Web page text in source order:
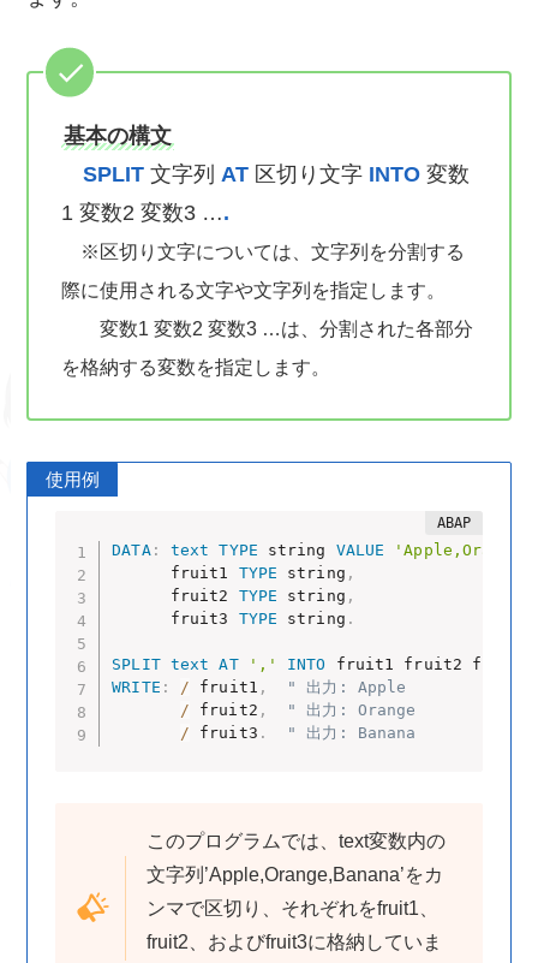
基本の構文
SPLIT 文字列AT 区切り文字 INTO 変数
1 変数2 変数3 ….
※区切り文字については、文字列を分割する
際に使用される文字や文字列を指定します。
変数1 変数2 変数3 …は、分割された各部分
を格納する変数を指定します。
使用例
DATA: text TYPE string VALUE
      fruit1
TYPE string ,
      fruit2
TYPE string ,
      fruit3
TYPE string .
SPLIT text AT ',' INTO fruit1 fruit2 fruit3
WRITE : / fruit1 ,
" 出力: Apple
/ fruit2 ,
" 出力: Orange
/ fruit3 . " 出力: Banana
このプログラムでは、text変数内の
文字列’Apple,Orange,Banana’をカ
ンマで区切り、それぞれをfruit1、
fruit2、およびfruit3に格納していま